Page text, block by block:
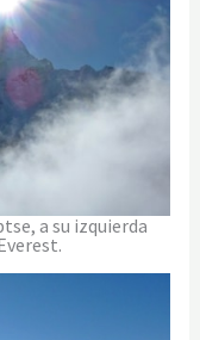
a su izquierda